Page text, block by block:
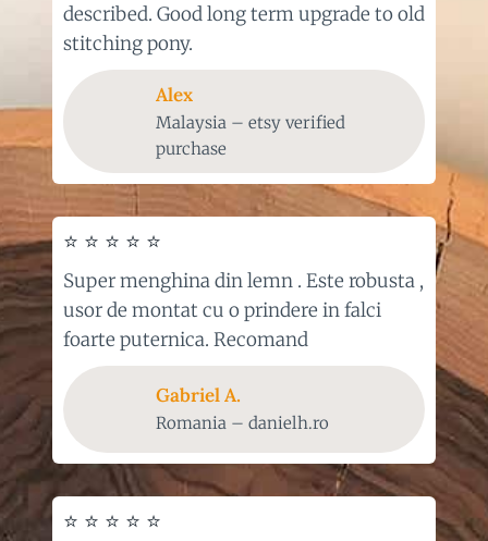
described. Good long term upgrade to old
stitching pony.
Alex
Malaysia – etsy verified
purchase
⭐ ⭐ ⭐ ⭐ ⭐
Super menghina din lemn . Este robusta ,
usor de montat cu o prindere in falci
foarte puternica. Recomand
GabrielA.
Romania – danielh.ro
⭐ ⭐ ⭐ ⭐ ⭐